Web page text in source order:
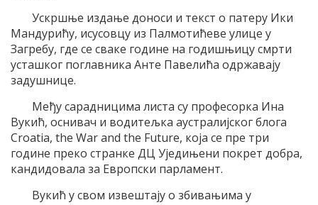
Ускршње издање доноси и текст о патеру Ики
Мандурићу, исусовцу из Палмотићеве улице у
Загребу, где се сваке године на годишњицу смрти
усташког поглавника Анте Павелића одржавају
задушнице.
Међу сарадницима листа су професорка Ина
Вукић, оснивач и водитељка аустралијског блога
Croatia, the War and the Future, која се пре три
године преко странке ДЦ Уједињени покрет добра,
кандидовала за Европски парламент.
Вукић у свом извештају о збивањима у